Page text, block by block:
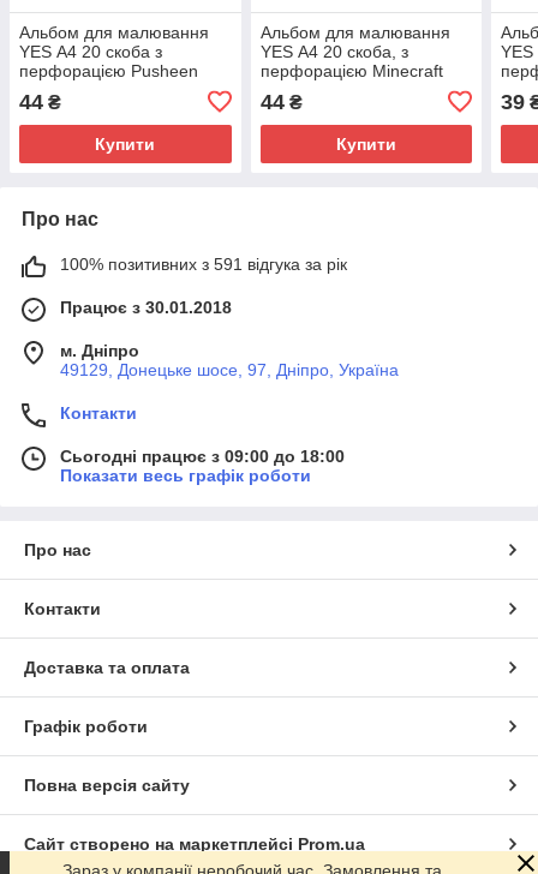
Альбом для малювання
YES А4 20 скоба з
перфорацією Pusheen
44 ₴
Купити
Альбом для малювання
YES А4 20 скоба, з
перфорацією Minecraft
44₴
Купити
YES
39
Про нас
100% позитивних з 591 відгука за рік
Працює з 30.01.2018
м. Дніпро
49129, Донецьке шосе, 97, Дніпро, Україна
Контакти
Сьогодні працює з 09:00 до 18:00
Показати весь графік роботи
Про нас
Контакти
Доставка та оплата
Графік роботи
Повна версія сайту
Сайт створено на маркетплейсі Prom.ua